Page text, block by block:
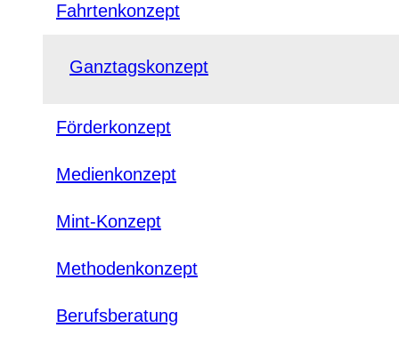
Fahrtenkonzept
Ganztagskonzept
Förderkonzept
Medienkonzept
Mint-Konzept
Methodenkonzept
Berufsberatung